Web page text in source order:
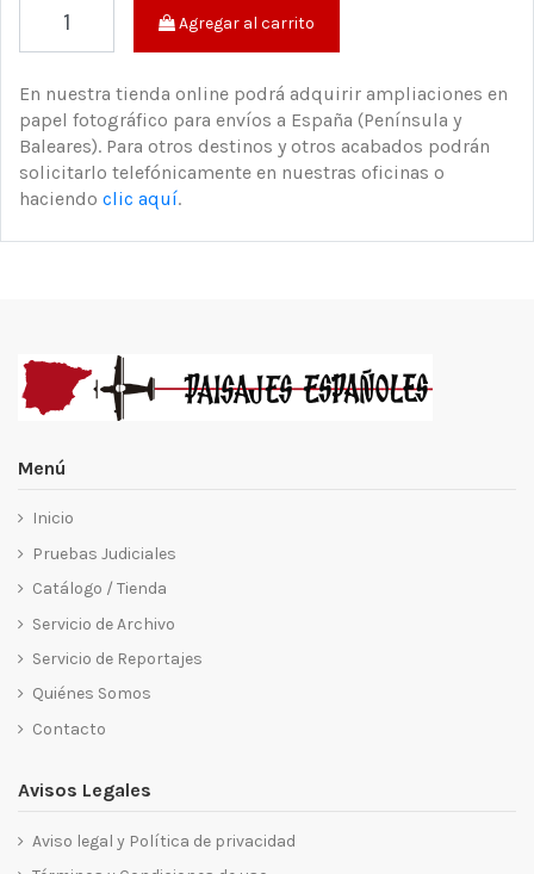
Agregar al carrito
En nuestra tienda online podrá adquirir ampliaciones en
papel fotográfico para envíos a España (Península y
Baleares). Para otros destinos y otros acabados podrán
solicitarlo telefónicamente en nuestras oficinas o
haciendo clic aquí.
Menú
Inicio
Pruebas Judiciales
Catálogo / Tienda
Servicio de Archivo
Servicio de Reportajes
Quiénes Somos
Contacto
Avisos Legales
Aviso legal y Política de privacidad